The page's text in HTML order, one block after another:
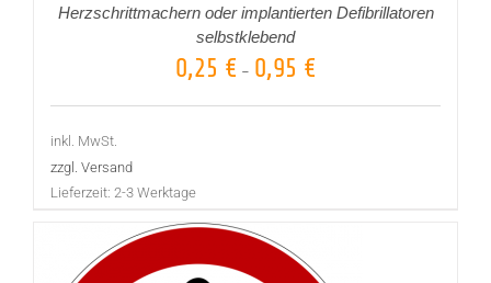
Herzschrittmachern oder implantierten Defibrillatoren
selbstklebend
0,25 € – 0,95 €
inkl. MwSt.
zzgl. Versand
Lieferzeit: 2-3 Werktage